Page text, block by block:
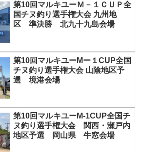
第10回マルキユーＭ－１ＣＵＰ全
国チヌ釣り選手権大会 九州地
区 準決勝 北九十九島会場
第10回マルキユーMー１CUP全国
チヌ釣り選手権大会 山陰地区予
選 境港会場
第10回マルキユーM-1CUP全国チ
ヌ釣り選手権大会 関西・瀬戸内
地区予選 岡山県 牛窓会場